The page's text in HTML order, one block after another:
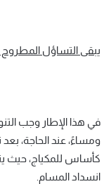
يبقى التساؤل
في هذا الإطار وجب
ومساءً، عند الحاجة،
كأساس للمكياج، حيث
انسداد المسام.